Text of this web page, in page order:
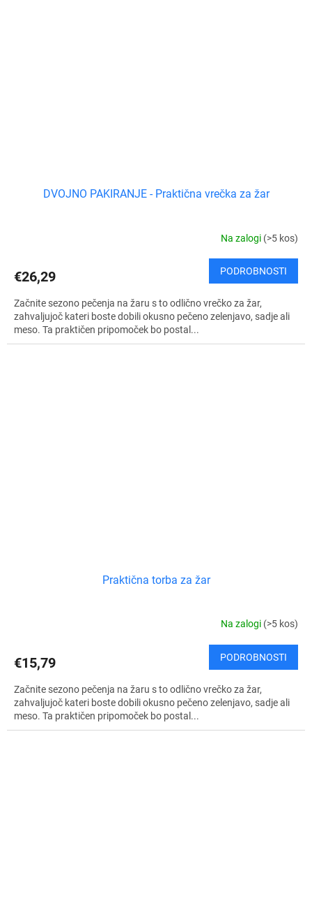
DVOJNO PAKIRANJE - Praktična vrečka za žar
Na zalogi (>5 kos)
€26,29 PODROBNOSTI
Začnite sezono pečenja na žaru s to odlično vrečko za žar,
zahvaljujoč kateri boste dobili okusno pečeno zelenjavo, sadje ali
meso. Ta praktičen pripomoček bo postal...
Praktična torba za žar
Na zalogi (>5 kos)
€15,79 PODROBNOSTI
Začnite sezono pečenja na žaru s to odlično vrečko za žar,
zahvaljujoč kateri boste dobili okusno pečeno zelenjavo, sadje ali
meso. Ta praktičen pripomoček bo postal...